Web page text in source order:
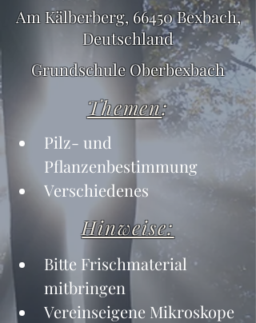
Am Kälberberg, 66450 Bexbach,
Deutschland
Grundschule Oberbexbach
Themen:
Pilz- und
Pflanzenbestimmung
Verschiedenes
Hinweise:
Bitte Frischmaterial
mitbringen
Vereinseigene Mikroskope